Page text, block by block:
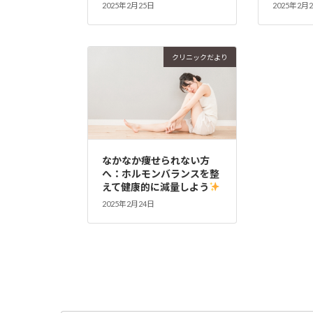
2025年2月25日 2025年2月
クリニックだより
なかなか痩せられない方
へ：ホルモンバランスを整
えて健康的に減量しよう
2025年2月24日